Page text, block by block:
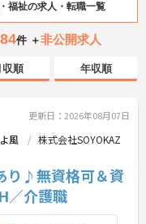
福祉の求人・転職一覧
件 ＋非公開求人
収順 年収順
更新日：2026年08月07日
風
株式会社SOYOKAZ
り♪無資格可＆資
／介護職